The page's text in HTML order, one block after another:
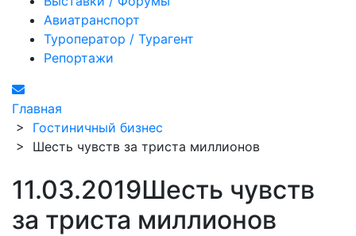
Авиатранспорт
Туроператор / Турагент
Репортажи
Главная
> Гостиничный бизнес
> Шесть чувств за триста миллионов
11.03.2019Шесть чувств
за триста миллионов